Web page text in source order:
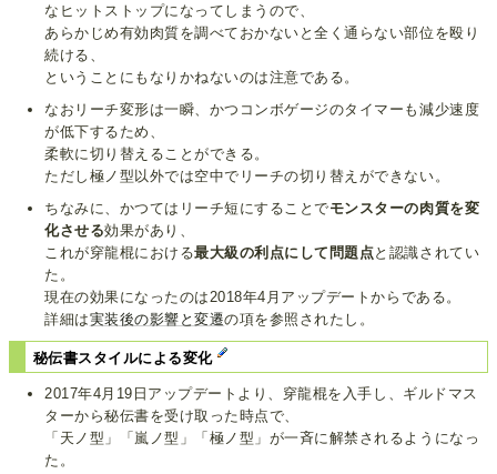
なヒットストップになってしまうので、
あらかじめ有効肉質を調べておかないと全く通らない部位を殴り
続ける、
ということにもなりかねないのは注意である。
なおリーチ変形は一瞬、かつコンボゲージのタイマーも減少速度
が低下するため、
柔軟に切り替えることができる。
ただし極ノ型以外では空中でリーチの切り替えができない。
ちなみに、かつてはリーチ短にすることでモンスターの肉質を変
化させる効果があり、
これが穿龍棍における最大級の利点にして問題点と認識されてい
た。
現在の効果になったのは2018年4月アップデートからである。
詳細は実装後の影響と変遷の項を参照されたし。
秘伝書スタイルによる変化
2017年4月19日アップデートより、穿龍棍を入手し、ギルドマス
ターから秘伝書を受け取った時点で、
「天ノ型」「嵐ノ型」「極ノ型」が一斉に解禁されるようになっ
た。